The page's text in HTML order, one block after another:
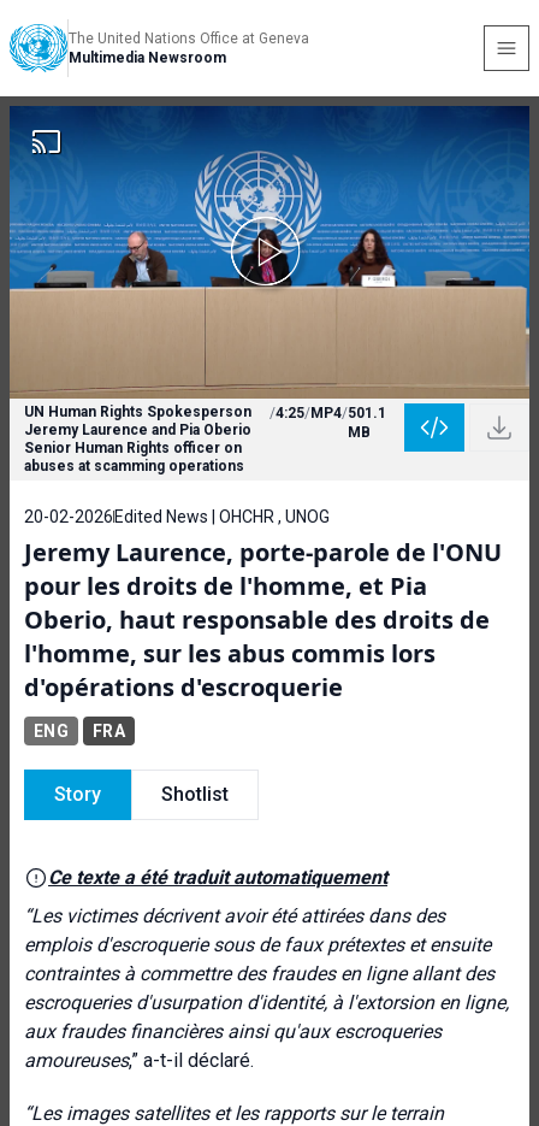
The United Nations Office at Geneva
Multimedia Newsroom
UN Human Rights Spokesperson
Jeremy Laurence and Pia Oberio
Senior Human Rights officer on
abuses at scamming operations
/4:25/MP4/501.1
MB
20-02-2026 Edited News | OHCHR , UNOG
Jeremy Laurence, porte-parole de l'ONU
pour les droits de l'homme, et Pia
Oberio, haut responsable des droits de
l'homme, sur les abus commis lors
d'opérations d'escroquerie
ENG FRA
Story Shotlist
Ce texte a été traduit automatiquement
“Les victimesdécrivent avoir été attirées dans des
emplois d'escroquerie sous de faux prétextes etensuite
contraintes à commettre des fraudes en ligne allant des
escroqueries d'usurpation d'identité, à l'extorsion en ligne,
aux fraudes financières ainsi qu'aux escroqueries
amoureuses,” a-t-il déclaré.
“Les images satellites et les rapports sur le terrain